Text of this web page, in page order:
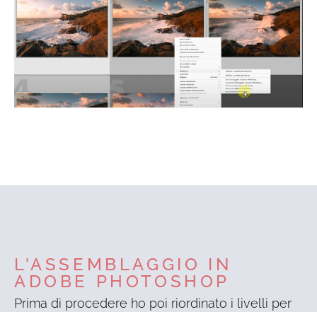
L'ASSEMBLAGGIO IN
ADOBE PHOTOSHOP
Prima di procedere ho poi riordinato i livelli per